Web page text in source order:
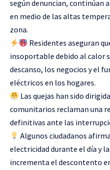
según denuncian, continúan
en medio de las altas
zona.
Residentes aseguran
insoportable debido al calor
descanso, los negocios y el
eléctricos en los hogares.
Las quejas han sido
comunitarios reclaman una
definitivas ante las
Algunos ciudadanos
electricidad durante el día y
incrementa el descontento